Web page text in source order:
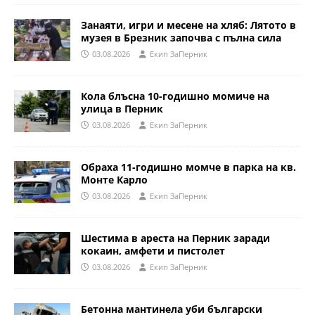
Занаяти, игри и месене на хляб: Лятото в
музея в Брезник започва с пълна сила
03.08.2026 Eкип ЗаПерник
Кола блъсна 10-годишно момиче на
улица в Перник
03.08.2026 Eкип ЗаПерник
Обраха 11-годишно момче в парка на кв.
Монте Карло
03.08.2026 Eкип ЗаПерник
Шестима в ареста на Перник заради
кокаин, амфети и пистолет
03.08.2026 Eкип ЗаПерник
Бетонна мантинела уби български